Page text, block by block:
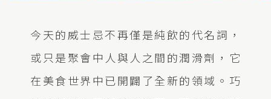
今天的威士忌不再僅是純飲的代名詞，
或只是聚會中人與人之間的潤滑劑，它
在美食世界中已開闢了全新的領域。巧